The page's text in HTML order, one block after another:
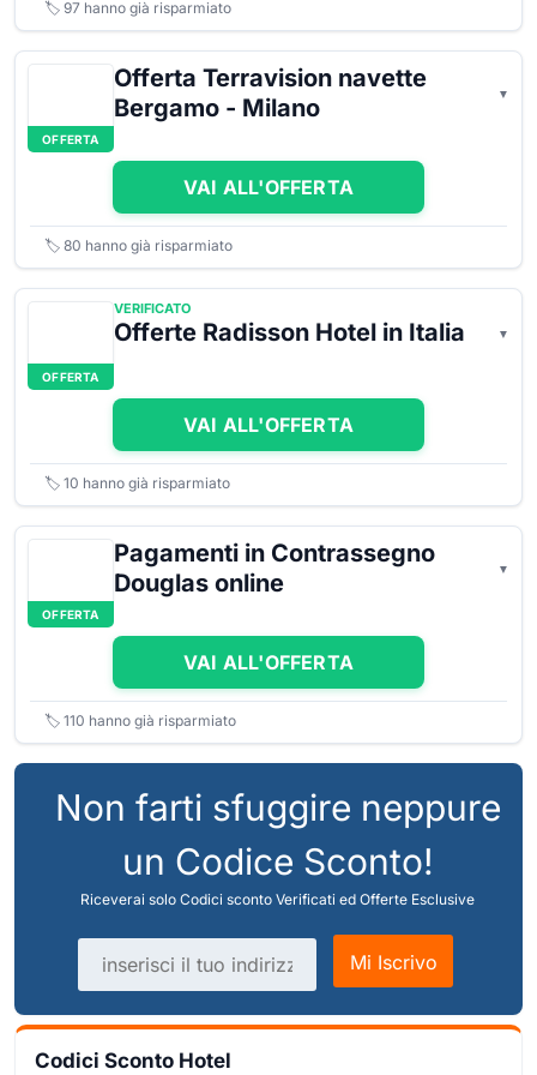
🏷️ 97 hanno già risparmiato
OFFERTA
Offerta Terravision navette
Bergamo - Milano
VAI ALL'OFFERTA
🏷️ 80 hanno già risparmiato
OFFERTA
VERIFICATO
Offerte Radisson Hotel in Italia
VAI ALL'OFFERTA
🏷️ 10 hanno già risparmiato
OFFERTA
Pagamenti in Contrassegno
Douglas online
VAI ALL'OFFERTA
🏷️ 110 hanno già risparmiato
Non farti sfuggire neppure
un Codice Sconto!
Riceverai solo Codici sconto Verificati ed Offerte Esclusive
Indirizzo email
Mi Iscrivo
Codici Sconto Hotel